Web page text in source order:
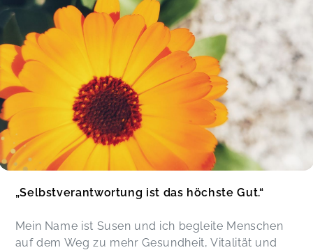
„Selbstverantwortung ist das höchste Gut.“
Mein Name ist Susen und ich begleite Menschen
auf dem Weg zu mehr Gesundheit, Vitalität und